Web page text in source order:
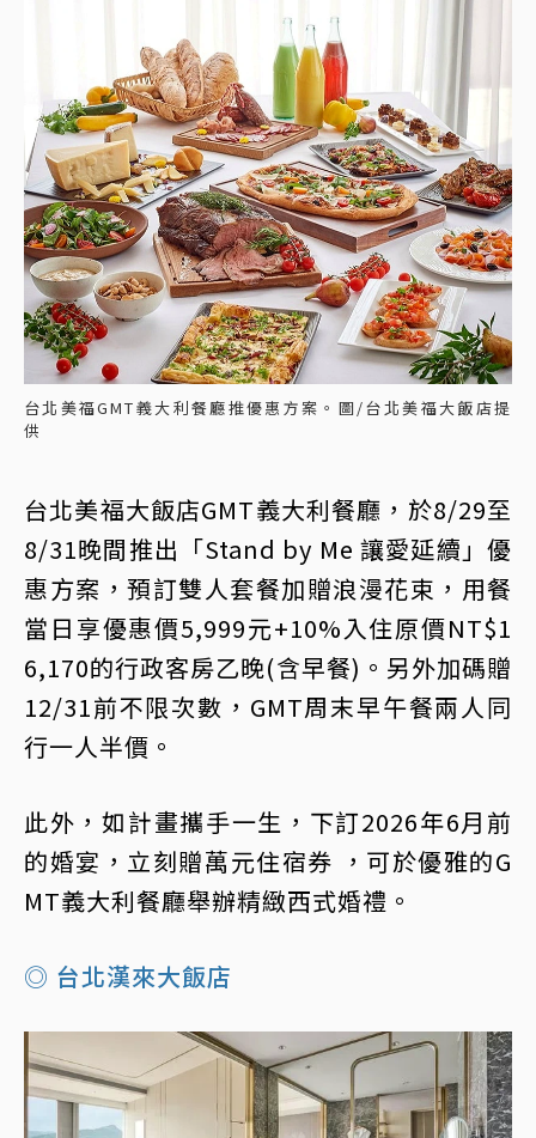
台北美福GMT義大利餐廳推優惠方案。圖/台北美福大飯店提
供
台北美福大飯店GMT義大利餐廳，於8/29至
8/31晚間推出「Stand by Me 讓愛延續」優
惠方案，預訂雙人套餐加贈浪漫花束，用餐
當日享優惠價5,999元+10%入住原價NT$1
6,170的行政客房乙晚(含早餐)。另外加碼贈
12/31前不限次數，GMT周末早午餐兩人同
行一人半價。
此外，如計畫攜手一生，下訂2026年6月前
的婚宴，立刻贈萬元住宿券 ，可於優雅的G
MT義大利餐廳舉辦精緻西式婚禮。
◎ 台北漢來大飯店